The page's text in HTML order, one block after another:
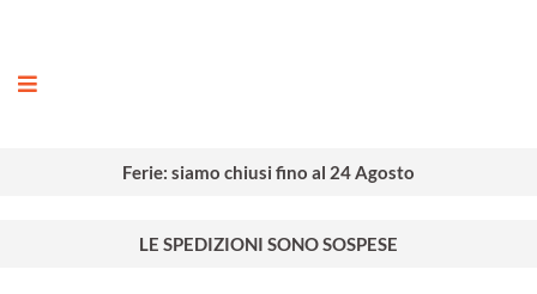
Ferie: siamo chiusi fino al 24 Agosto
LE SPEDIZIONI SONO SOSPESE